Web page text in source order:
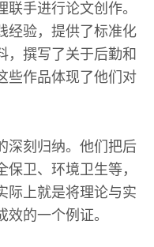
手进行论文创作。
经验，提供了标准化
，撰写了关于后勤和
些作品体现了他们对
深刻归纳。他们把后
卫、环境卫生等，
际上就是将理论与实
的一个例证。